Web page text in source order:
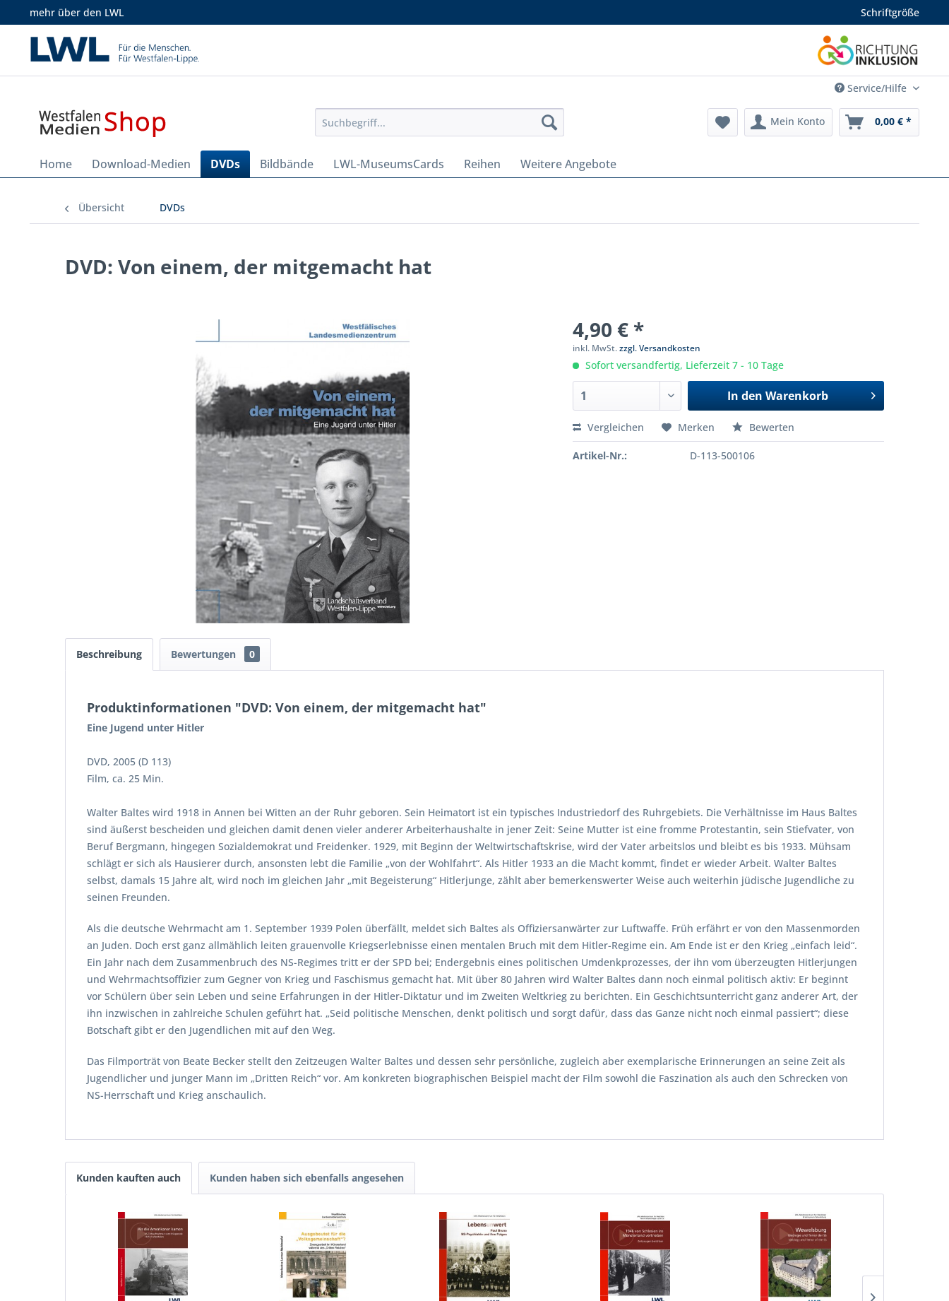
mehr über den LWL Schriftgröße
Service/Hilfe
Mein Konto 0,00 € *
Home Download-Medien DVDs Bildbände LWL-MuseumsCards Reihen Weitere Angebote
Übersicht DVDs
DVD: Von einem, der mitgemacht hat
4,90 € *
inkl. MwSt.zzgl. Versandkosten
Sofort versandfertig, Lieferzeit 7 - 10 Tage
In den Warenkorb
Vergleichen Merken Bewerten
Artikel-Nr.: D-113-500106
Beschreibung Bewertungen 0
Produktinformationen "DVD: Von einem, der mitgemacht hat"
Eine Jugend unter Hitler
DVD, 2005 (D 113)
Film, ca. 25 Min.
Walter Baltes wird 1918 in Annen bei Witten an der Ruhr geboren. Sein Heimatort ist ein typisches Industriedorf des Ruhrgebiets. Die Verhältnisse im Haus Baltes
sind äußerst bescheiden und gleichen damit denen vieler anderer Arbeiterhaushalte in jener Zeit: Seine Mutter ist eine fromme Protestantin, sein Stiefvater, von
Beruf Bergmann, hingegen Sozialdemokrat und Freidenker. 1929, mit Beginn der Weltwirtschaftskrise, wird der Vater arbeitslos und bleibt es bis 1933. Mühsam
schlägt er sich als Hausierer durch, ansonsten lebt die Familie „von der Wohlfahrt“. Als Hitler 1933 an die Macht kommt, findet er wieder Arbeit. Walter Baltes
selbst, damals 15 Jahre alt, wird noch im gleichen Jahr „mit Begeisterung“ Hitlerjunge, zählt aber bemerkenswerter Weise auch weiterhin jüdische Jugendliche zu
seinen Freunden.
Als die deutsche Wehrmacht am 1. September 1939 Polen überfällt, meldet sich Baltes als Offiziersanwärter zur Luftwaffe. Früh erfährt er von den Massenmorden
an Juden. Doch erst ganz allmählich leiten grauenvolle Kriegserlebnisse einen mentalen Bruch mit dem Hitler-Regime ein. Am Ende ist er den Krieg „einfach leid“.
Ein Jahr nach dem Zusammenbruch des NS-Regimes tritt er der SPD bei; Endergebnis eines politischen Umdenkprozesses, der ihn vom überzeugten Hitlerjungen
und Wehrmachtsoffizier zum Gegner von Krieg und Faschismus gemacht hat. Mit über 80 Jahren wird Walter Baltes dann noch einmal politisch aktiv: Er beginnt
vor Schülern über sein Leben und seine Erfahrungen in der Hitler-Diktatur und im Zweiten Weltkrieg zu berichten. Ein Geschichtsunterricht ganz anderer Art, der
ihn inzwischen in zahlreiche Schulen geführt hat. „Seid politische Menschen, denkt politisch und sorgt dafür, dass das Ganze nicht noch einmal passiert“; diese
Botschaft gibt er den Jugendlichen mit auf den Weg.
Das Filmporträt von Beate Becker stellt den Zeitzeugen Walter Baltes und dessen sehr persönliche, zugleich aber exemplarische Erinnerungen an seine Zeit als
Jugendlicher und junger Mann im „Dritten Reich“ vor. Am konkreten biographischen Beispiel macht der Film sowohl die Faszination als auch den Schrecken von
NS-Herrschaft und Krieg anschaulich.
Kunden kauften auch Kunden haben sich ebenfalls angesehen